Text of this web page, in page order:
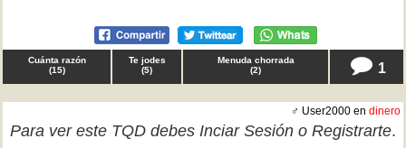
Cuánta razón
(15)
Te jodes
(5)
Menuda chorrada
(2) 1
♂ User2000 en dinero
Para ver este TQD debes Inciar Sesión o Registrarte.